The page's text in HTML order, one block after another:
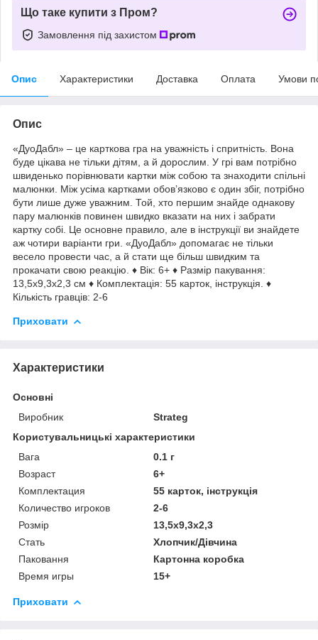
Що таке купити з Пром?
Замовлення під захистом
Опис Характеристики Доставка Оплата Умови
Опис
«ДуоДабл» – це карткова гра на уважність і спритність. Вона
буде цікава не тільки дітям, а й дорослим. У грі вам потрібно
швиденько порівнювати картки між собою та знаходити спільні
малюнки. Між усіма картками обов’язково є один збіг, потрібно
бути лише дуже уважним. Той, хто першим знайде однакову
пару малюнків повинен швидко вказати на них і забрати
картку собі. Це основне правило, але в інструкції ви знайдете
аж чотири варіанти гри. «ДуоДабл» допомагає не тільки
весело провести час, а й стати ще більш швидким та
прокачати свою реакцію. ♦ Вік: 6+ ♦ Размір пакування:
13,5х9,3х2,3 см ♦ Комплектація: 55 карток, інструкція. ♦
Кількість гравців: 2-6
Приховати
Характеристики
Основні
Виробник
Strateg
Користувальницькі характеристики
Вага
0.1 г
Возраст
6+
Комплектация
55 карток, інструкція
Количество игроков
2-6
Розмір
13,5х9,3х2,3
Стать
Хлопчик/Дiвчина
Паковання
Картонна коробка
Время игры
15+
Приховати